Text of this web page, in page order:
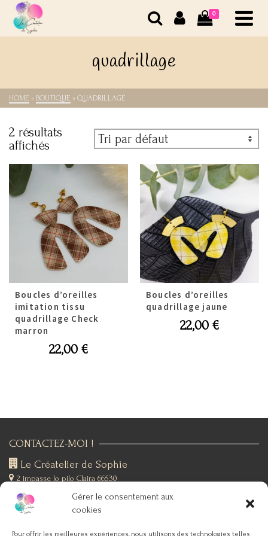
Gérer le consentement aux
cookies
Pour offrir les meilleures expériences, nous utilisons des technologies telles
0
quadrillage
HOME » BOUTIQUE » QUADRILLAGE
2 résultats
affichés
Boucles d’oreilles
imitation tissu
quadrillage Check
marron
22,00 €
Boucles d’oreilles
quadrillage jaune
22,00 €
CONTACTEZ-MOI !
Le Créatelier de Sophie
2 impasse lo pilo Claira 66530
+(33)6 19 76 12 53
SUIVEZ-MOI !